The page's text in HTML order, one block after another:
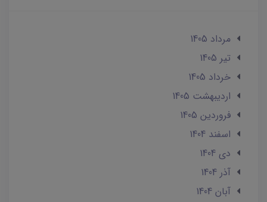
مرداد 1405
تير 1405
خرداد 1405
ارديبهشت 1405
فروردین 1405
اسفند 1404
دی 1404
آذر 1404
آبان 1404